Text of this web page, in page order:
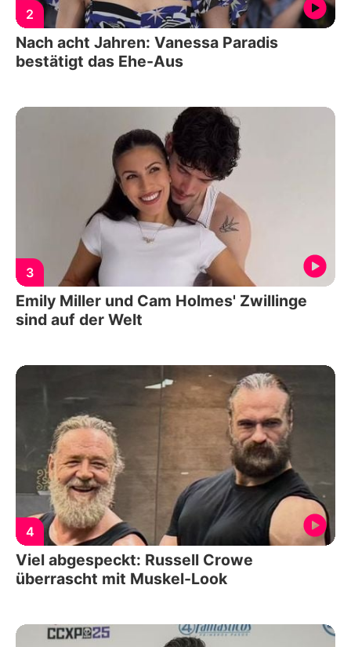
2
Nach acht Jahren: Vanessa Paradis
bestätigt das Ehe-Aus
3
Emily Miller und Cam Holmes' Zwillinge
sind auf der Welt
4
Viel abgespeckt: Russell Crowe
überrascht mit Muskel-Look